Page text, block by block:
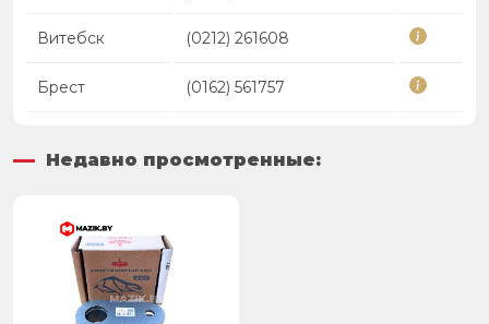
Витебск (0212) 261608
Брест (0162) 561757
Недавно просмотренные: